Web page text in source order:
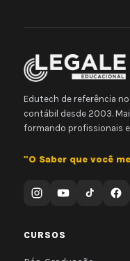
Edutech de referência
contábil desde 2003.
formando profissionais
"O Saber que você
CURSOS